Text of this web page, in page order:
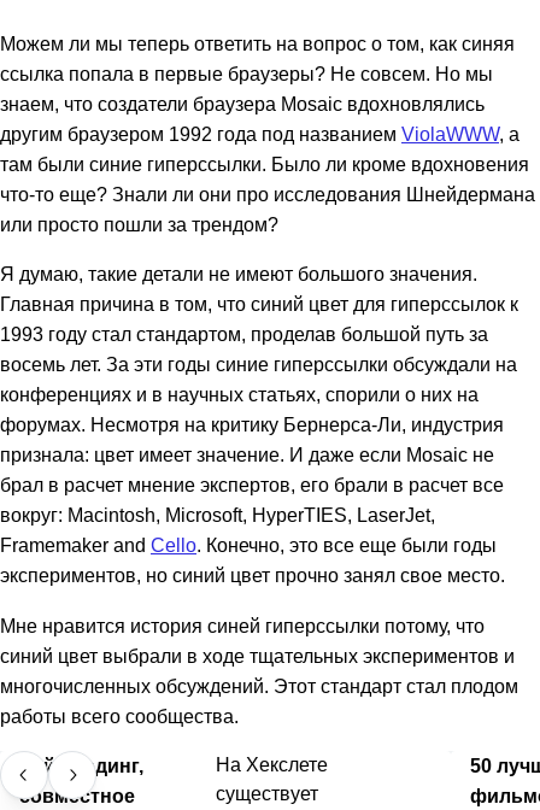
Можем ли мы теперь ответить на вопрос о том, как синяя
ссылка попала в первые браузеры? Не совсем. Но мы
знаем, что создатели браузера Mosaic вдохновлялись
другим браузером 1992 года под названием ViolaWWW, а
там были синие гиперссылки. Было ли кроме вдохновения
что-то еще? Знали ли они про исследования Шнейдермана
или просто пошли за трендом?
Я думаю, такие детали не имеют большого значения.
Главная причина в том, что синий цвет для гиперссылок к
1993 году стал стандартом, проделав большой путь за
восемь лет. За эти годы синие гиперссылки обсуждали на
конференциях и в научных статьях, спорили о них на
форумах. Несмотря на критику Бернерса-Ли, индустрия
признала: цвет имеет значение. И даже если Mosaic не
брал в расчет мнение экспертов, его брали в расчет все
вокруг: Macintosh, Microsoft, HyperTIES, LaserJet,
Framemaker and Cello. Конечно, это все еще были годы
экспериментов, но синий цвет прочно занял свое место.
Мне нравится история синей гиперссылки потому, что
синий цвет выбрали в ходе тщательных экспериментов и
многочисленных обсуждений. Этот стандарт стал плодом
работы всего сообщества.
Лайв-кодинг,
совместное
На Хекслете
существует
50